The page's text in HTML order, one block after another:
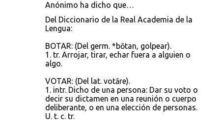
Anónimo ha dicho que…
Del Diccionario de la Real Academia de la
Lengua:
BOTAR: (Del germ. *bōtan, golpear).
1. tr. Arrojar, tirar, echar fuera a alguien o
algo.
VOTAR: (Del lat. votāre).
1. intr. Dicho de una persona: Dar su voto o
decir su dictamen en una reunión o cuerpo
deliberante, o en una elección de personas.
U. t. c. tr.